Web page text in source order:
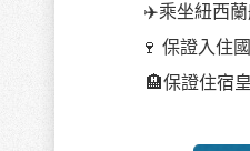
✈️乘坐紐西
🍷 保證入住
🏨保證住宿